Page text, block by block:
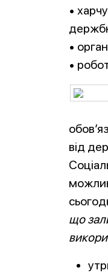
•
•
•
від
що